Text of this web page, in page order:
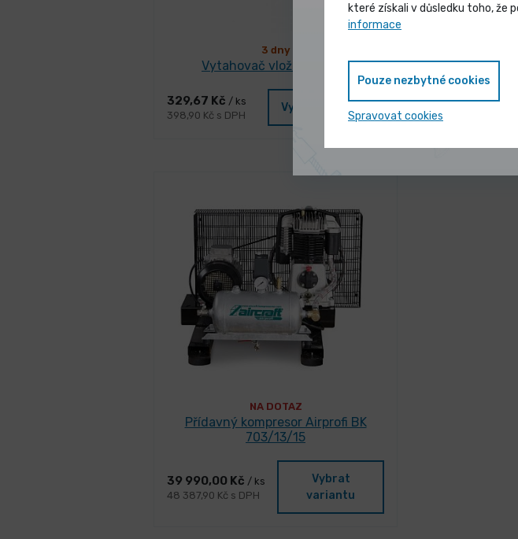
3 dny
Vytahovač vložek V-COIL
329,67 Kč / ks
398,90 Kč s DPH
Vybrat variantu
NA DOTAZ
Přídavný kompresor Airprofi BK
703/13/15
39 990,00 Kč / ks
48 387,90 Kč s DPH
Vybrat
variantu
které získali v důsledku toho, že
informace
Pouze nezbytné cookies
Spravovat cookies